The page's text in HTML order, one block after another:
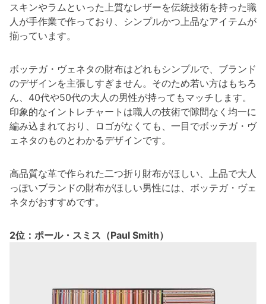
スキンやラムといった上質なレザーを伝統技術を持った職
人が手作業で作っており、シンプルかつ上品なアイテムが
揃っています。
ボッテガ・ヴェネタの財布はどれもシンプルで、ブランド
のデザインを主張しすぎません。そのため若い方はもちろ
ん、40代や50代の大人の男性が持ってもマッチします。
印象的なイントレチャートは職人の技術で隙間なく均一に
編み込まれており、ロゴがなくても、一目でボッテガ・ヴ
ェネタのものとわかるデザインです。
高品質な革で作られた二つ折り財布がほしい、上品で大人
っぽいブランドの財布がほしい男性には、ボッテガ・ヴェ
ネタがおすすめです。
2位：ポール・スミス（Paul Smith）